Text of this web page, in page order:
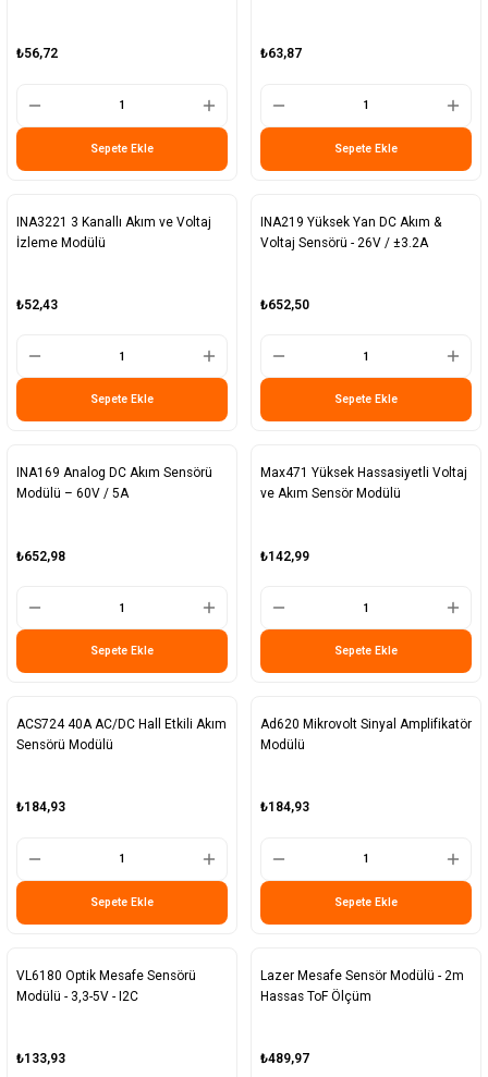
₺56,72
Sepete Ekle
₺63,87
Sepete Ekle
INA3221 3 Kanallı Akım ve Voltaj
İzleme Modülü
₺52,43
Sepete Ekle
INA219 Yüksek Yan DC Akım &
Voltaj Sensörü - 26V / ±3.2A
₺652,50
Sepete Ekle
INA169 Analog DC Akım Sensörü
Modülü – 60V / 5A
₺652,98
Sepete Ekle
Max471 Yüksek Hassasiyetli Voltaj
ve Akım Sensör Modülü
₺142,99
Sepete Ekle
ACS724 40A AC/DC Hall Etkili Akım
Sensörü Modülü
₺184,93
Sepete Ekle
Ad620 Mikrovolt Sinyal Amplifikatör
Modülü
₺184,93
Sepete Ekle
VL6180 Optik Mesafe Sensörü
Modülü - 3,3-5V - I2C
₺133,93
Lazer Mesafe Sensör Modülü - 2m
Hassas ToF Ölçüm
₺489,97